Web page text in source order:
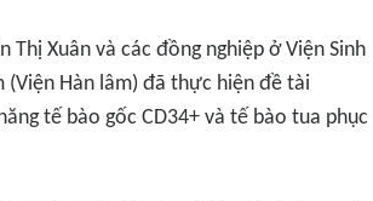
Xuân và các đồng nghiệp ở Viện Sinh
(Viện Hàn lâm) đã thực hiện đề tài
tế bào gốc CD34+ và tế bào tua phục